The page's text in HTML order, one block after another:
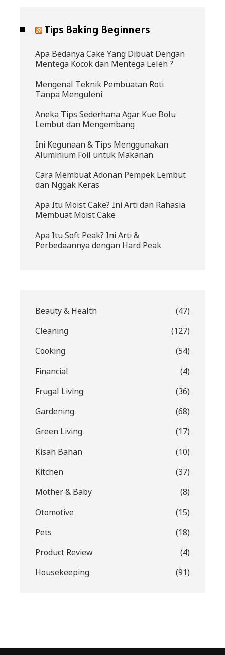
Tips Baking Beginners
Apa Bedanya Cake Yang Dibuat Dengan
Mentega Kocok dan Mentega Leleh ?
Mengenal Teknik Pembuatan Roti
Tanpa Menguleni
Aneka Tips Sederhana Agar Kue Bolu
Lembut dan Mengembang
Ini Kegunaan & Tips Menggunakan
Aluminium Foil untuk Makanan
Cara Membuat Adonan Pempek Lembut
dan Nggak Keras
Apa Itu Moist Cake? Ini Arti dan Rahasia
Membuat Moist Cake
Apa Itu Soft Peak? Ini Arti &
Perbedaannya dengan Hard Peak
Beauty & Health
(47)
Cleaning
(127)
Cooking
(54)
Financial
(4)
Frugal Living
(36)
Gardening
(68)
Green Living
(17)
Kisah Bahan
(10)
Kitchen
(37)
Mother & Baby
(8)
Otomotive
(15)
Pets
(18)
Product Review
(4)
Housekeeping
(91)